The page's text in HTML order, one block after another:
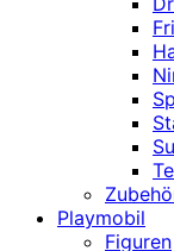
Playmobil
Figuren